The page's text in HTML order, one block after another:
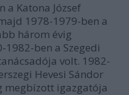
a Katona József
1978-1979-ben a
három évig
1982-ben a Szegedi
volt. 1982-
Hevesi Sándor
megbízott igazgatója